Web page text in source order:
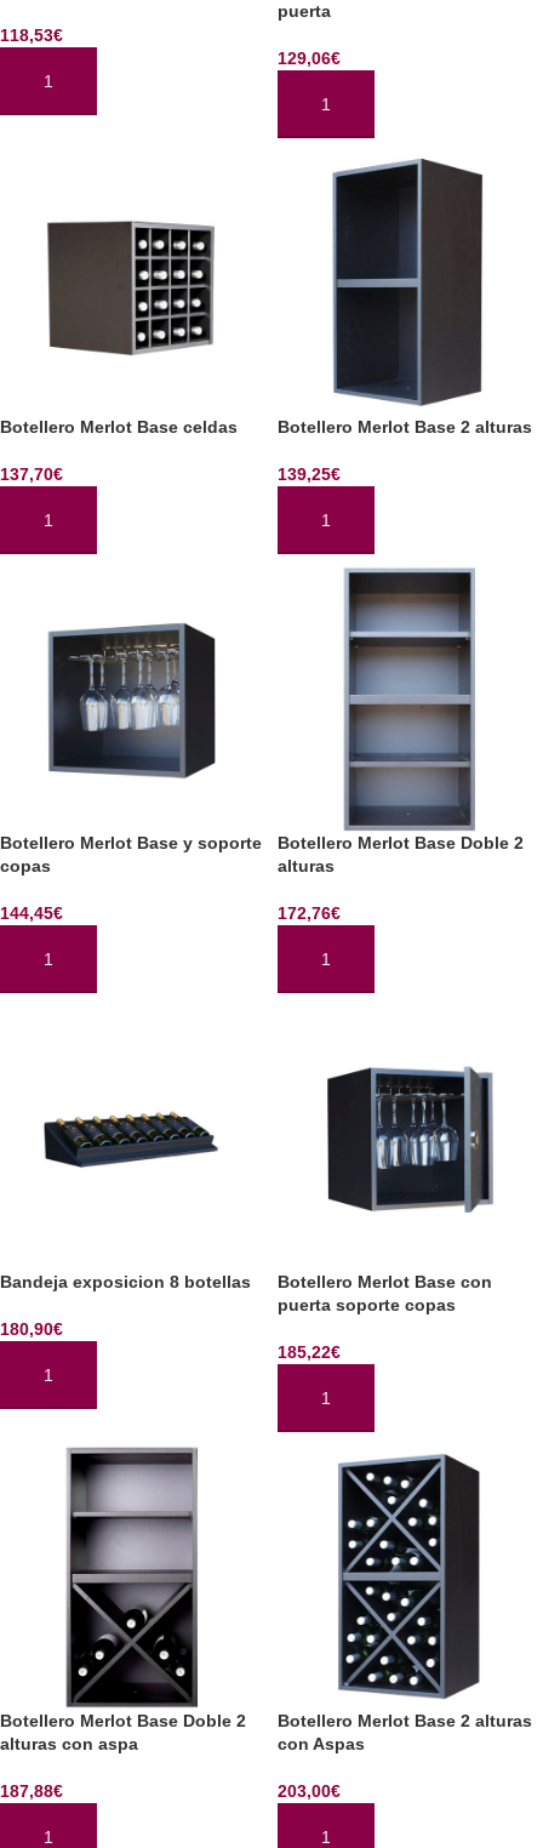
118,53€
AÑADIR AL CARRITO
puerta
129,06€
AÑADIR AL CARRITO
Botellero Merlot Base celdas
137,70€
AÑADIR AL CARRITO
Botellero Merlot Base 2 alturas
139,25€
AÑADIR AL CARRITO
Botellero Merlot Base y soporte
copas
144,45€
AÑADIR AL CARRITO
Botellero Merlot Base Doble 2
alturas
172,76€
AÑADIR AL CARRITO
Bandeja exposicion 8 botellas
180,90€
AÑADIR AL CARRITO
Botellero Merlot Base con
puerta soporte copas
185,22€
AÑADIR AL CARRITO
Botellero Merlot Base Doble 2
alturas con aspa
187,88€
Botellero Merlot Base 2 alturas
con Aspas
203,00€